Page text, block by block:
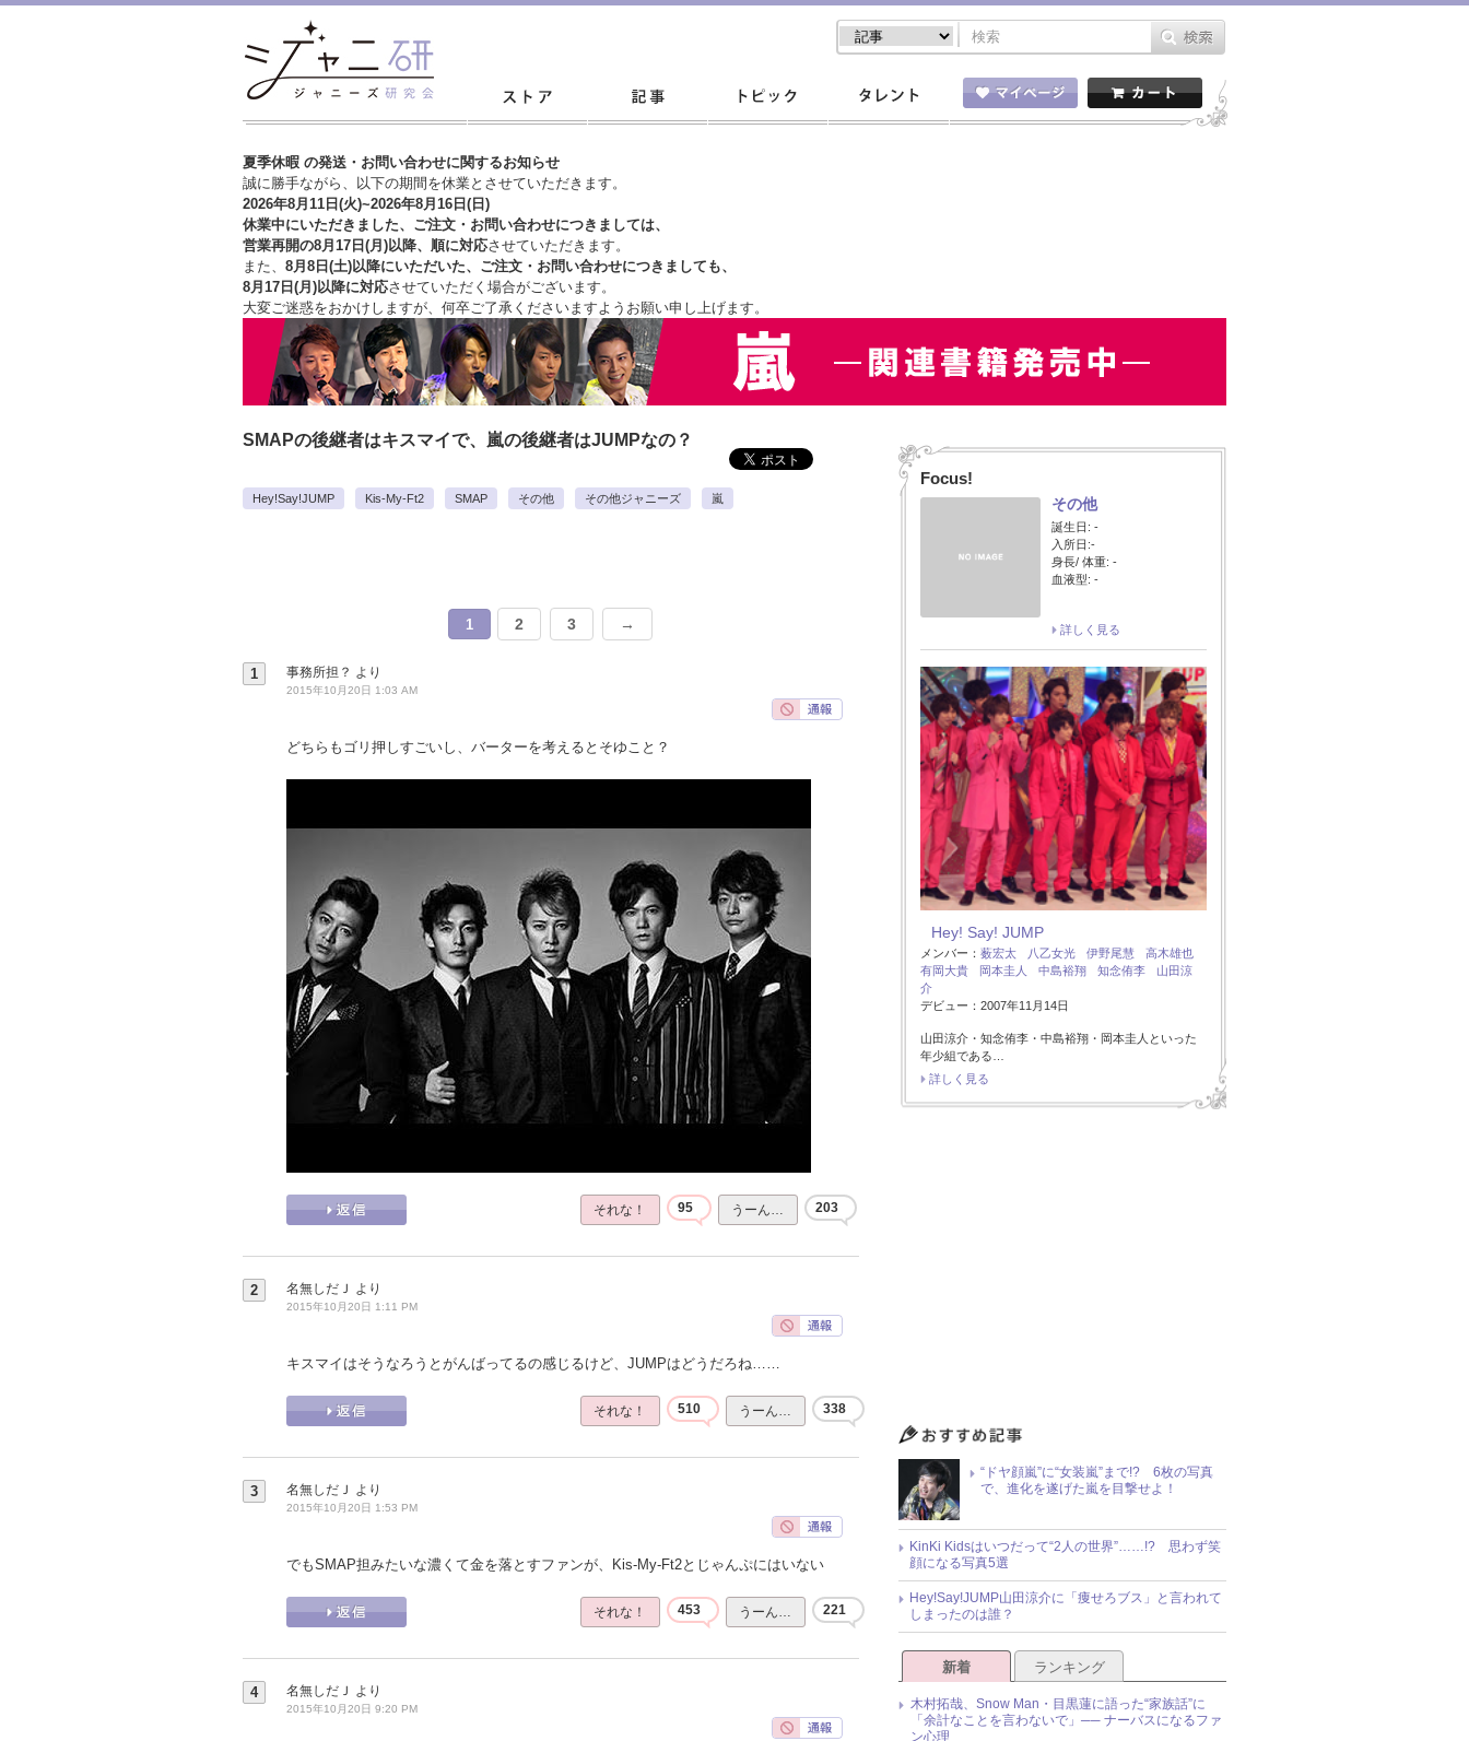
夏季休暇 の発送・お問い合わせに関するお知らせ
誠に勝手ながら、以下の期間を休業とさせていただきます。
2026年8月11日(火)~2026年8月16日(日)
休業中にいただきました、ご注文・お問い合わせにつきましては、
営業再開の8月17日(月)以降、順に対応させていただきます。
また、 8月8日(土)以降にいただいた、ご注文・ お問い合わせにつきましても、
8月17日(月)以降に対応させていただく場合がございます。
大変ご迷惑をおかけしますが、 何卒ご了承くださいますようお願い申し上げます。
SMAPの後継者はキスマイで、嵐の後継者はJUMPなの？
Hey!Say!JUMP Kis-My-Ft2 SMAP その他 その他ジャニーズ 嵐
1 2 3 →
1 事務所担？ より
2015年10月20日 1:03 AM
どちらもゴリ押しすごいし、バーターを考えるとそゆこと？
それな！ 95 うーん… 203
2 名無しだＪ より
2015年10月20日 1:11 PM
キスマイはそうなろうとがんばってるの感じるけど、JUMPはどうだろね……
それな！ 510 うーん… 338
3 名無しだＪ より
2015年10月20日 1:53 PM
でもSMAP担みたいな濃くて金を落とすファンが、Kis-My-Ft2とじゃんぷにはいない
それな！ 453 うーん… 221
4 名無しだＪ より
2015年10月20日 9:20 PM
Focus!
その他
誕生日: -
入所日:-
身長/ 体重: -
血液型: -
詳しく見る
Hey! Say! JUMP
メンバー： 薮宏太 八乙女光 伊野尾慧
高木雄也
有岡大貴
岡本圭人 中島裕翔 知念侑李
山田涼
介
デビュー：2007年11月14日
山田涼介・知念侑李・中島裕翔・岡本圭人といった
年少組である…
詳しく見る
“ドヤ顔嵐”に“女装嵐”まで!? 6枚の写真
で、進化を遂げた嵐を目撃せよ！
KinKi Kidsはいつだって“2人の世界”……!? 思わず笑
顔になる写真5選
Hey!Say!JUMP山田涼介に「痩せろブス」と言われて
しまったのは誰？
新着 ランキング
木村拓哉、Snow Man・目黒蓮に語った“家族話”に
「余計なことを言わないで」── ナーバスになるファ
ン心理